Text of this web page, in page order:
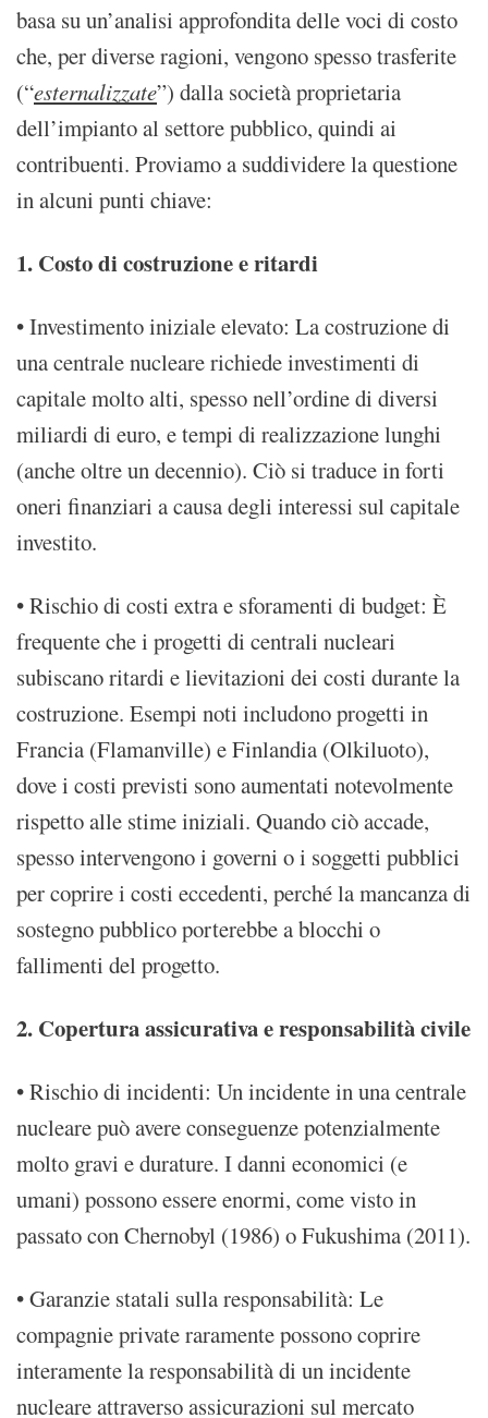
basa su un’analisi approfondita delle voci di costo
che, per diverse ragioni, vengono spesso trasferite
(“esternalizzate”) dalla società proprietaria
dell’impianto al settore pubblico, quindi ai
contribuenti. Proviamo a suddividere la questione
in alcuni punti chiave:
1. Costo di costruzione e ritardi
• Investimento iniziale elevato: La costruzione di
una centrale nucleare richiede investimenti di
capitale molto alti, spesso nell’ordine di diversi
miliardi di euro, e tempi di realizzazione lunghi
(anche oltre un decennio). Ciò si traduce in forti
oneri finanziari a causa degli interessi sul capitale
investito.
• Rischio di costi extra e sforamenti di budget: È
frequente che i progetti di centrali nucleari
subiscano ritardi e lievitazioni dei costi durante la
costruzione. Esempi noti includono progetti in
Francia (Flamanville) e Finlandia (Olkiluoto),
dove i costi previsti sono aumentati notevolmente
rispetto alle stime iniziali. Quando ciò accade,
spesso intervengono i governi o i soggetti pubblici
per coprire i costi eccedenti, perché la mancanza di
sostegno pubblico porterebbe a blocchi o
fallimenti del progetto.
2. Copertura assicurativa e responsabilità civile
• Rischio di incidenti: Un incidente in una centrale
nucleare può avere conseguenze potenzialmente
molto gravi e durature. I danni economici (e
umani) possono essere enormi, come visto in
passato con Chernobyl (1986) o Fukushima (2011).
• Garanzie statali sulla responsabilità: Le
compagnie private raramente possono coprire
interamente la responsabilità di un incidente
nucleare attraverso assicurazioni sul mercato